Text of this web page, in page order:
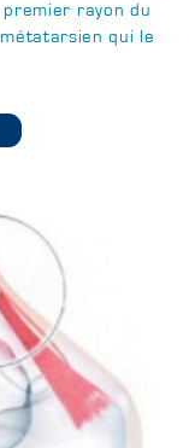
premier rayon du
qui le